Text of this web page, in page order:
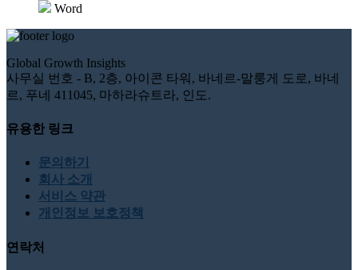
Word
Global Growth Insights
사무실 번호 - B, 2층, 아이콘 타워, 바네르-말룽게 도로, 바네
르, 푸네 411045, 마하라슈트라, 인도.
유용한 링크
문의하기
회사 소개
서비스 약관
개인정보 보호정책
연락처